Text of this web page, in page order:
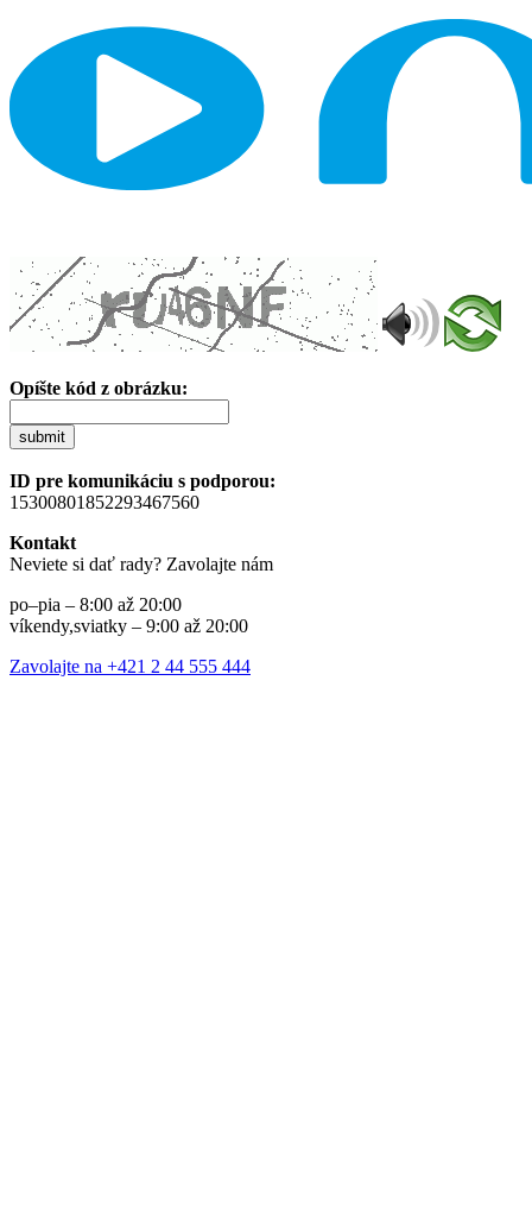
Opíšte kód z obrázku:
submit
ID pre komunikáciu s podporou:
15300801852293467560
Kontakt
Neviete si dať rady? Zavolajte nám
po–pia – 8:00 až 20:00
víkendy,sviatky – 9:00 až 20:00
Zavolajte na +421 2 44 555 444